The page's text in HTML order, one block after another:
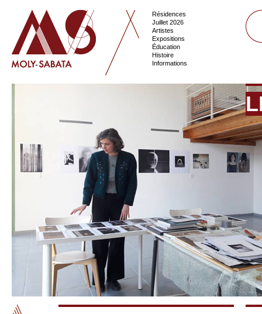
Résidences
Juillet 2026
Artistes
Expositions
Éducation
Histoire
Informations